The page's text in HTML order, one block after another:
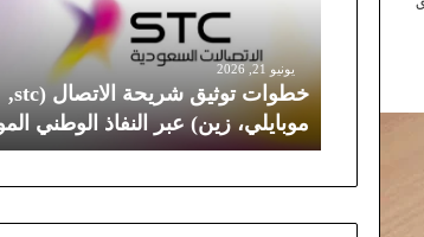
و
ث
ي
ق
ش
ح
يونيو 21, 2026
خطوات توثيق شريحة الاتصال (stc,
موبايلي، زين) عبر النفاذ الوطني